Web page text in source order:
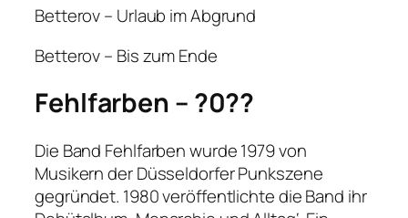
Betterov – Urlaub im Abgrund
Betterov – Bis zum Ende
Fehlfarben – ?0??
Die Band Fehlfarben wurde 1979 von
Musikern der Düsseldorfer Punkszene
gegründet. 1980 veröffentlichte die Band ihr